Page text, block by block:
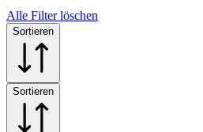
Alle Filter löschen
Sortieren
Sortieren